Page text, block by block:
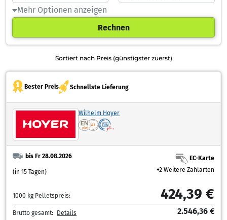
Mehr Optionen anzeigen
Rechnen
Sortiert nach Preis (günstigster zuerst)
Bester Preis Schnellste Lieferung
Wilhelm Hoyer
bis Fr 28.08.2026
(in 15 Tagen)
EC-Karte
+2 Weitere Zahlarten
1000 kg Pelletspreis: 424,39 €
Brutto gesamt: Details 2.546,36 €